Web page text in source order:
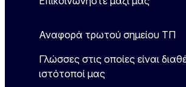
Αναφορά τρωτού σημείου ΤΠ
Γλώσσες στις οποίες είναι
ιστότοποί μας